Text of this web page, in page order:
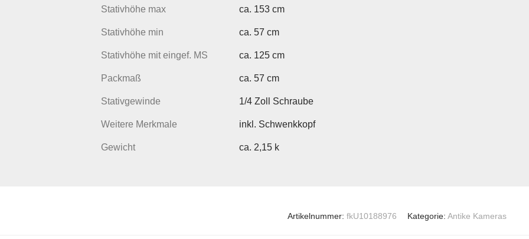
Stativhöhe max ca. 153 cm
Stativhöhe min ca. 57 cm
Stativhöhe mit eingef. MS ca. 125 cm
Packmaß ca. 57 cm
Stativgewinde 1/4 Zoll Schraube
Weitere Merkmale inkl. Schwenkkopf
Gewicht ca. 2,15 k
Artikelnummer: fkU10188976 Kategorie: Antike Kameras